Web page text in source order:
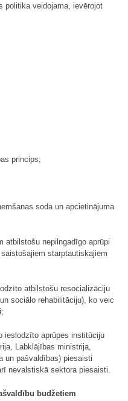
politika veidojama, ievērojot
princips;
soda un apcietinājuma
atbilstošu nepilngadīgo aprūpi
starptautiskajiem
atbilstošu resocializāciju
sociālo rehabilitāciju), ko veic
ieslodzīto aprūpes institūciju
Labklājības ministrija,
un pašvaldības) piesaisti
nevalstiskā sektora piesaisti.
budžetiem